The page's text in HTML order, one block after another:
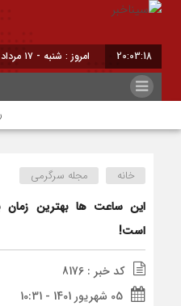
20:03:19 امروز : شنبه - ۱۷ مرداد - ۱۴۰۵
خانه مجله سرگرمی
این ساعت ها بهترین زمان
است!
کد خبر : 8176
05 شهریور 1401 - 10:31